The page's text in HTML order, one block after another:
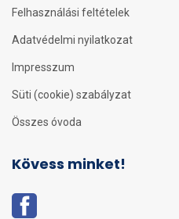
Felhasználási feltételek
Adatvédelmi nyilatkozat
Impresszum
Süti (cookie) szabályzat
Összes óvoda
Kövess minket!